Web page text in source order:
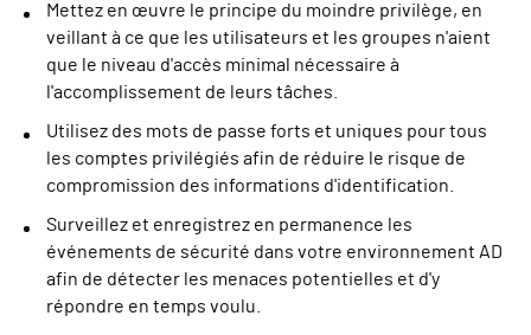
Mettez en œuvre le principe du moindre privilège, en
veillant à ce que les utilisateurs et les groupes n'aient
que le niveau d'accès minimal nécessaire à
l'accomplissement de leurs tâches.
Utilisez des mots de passe forts et uniques pour tous
les comptes privilégiés afin de réduire le risque de
compromission des informations d'identification.
Surveillez et enregistrez en permanence les
événements de sécurité dans votre environnement AD
afin de détecter les menaces potentielles et d'y
répondre en temps voulu.